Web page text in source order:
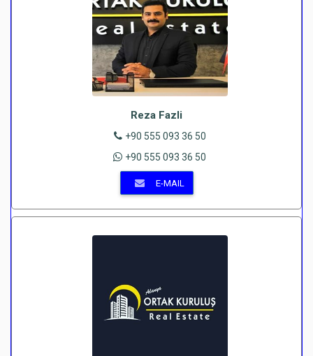
Reza Fazli
+90 555 093 36 50
+90 555 093 36 50
E-MAIL